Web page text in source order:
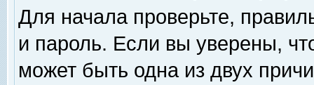
Для начала проверьте,
и пароль. Если вы уверены,
может быть одна из двух